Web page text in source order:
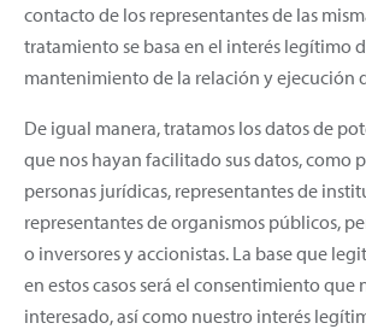
contacto de los representantes de las
tratamiento se basa en el interés legítimo
mantenimiento de la relación y ejecución
De igual manera, tratamos los datos de
que nos hayan facilitado sus datos, como
personas jurídicas, representantes de
representantes de organismos públicos,
o inversores y accionistas. La base que
en estos casos será el consentimiento que
interesado, así como nuestro interés